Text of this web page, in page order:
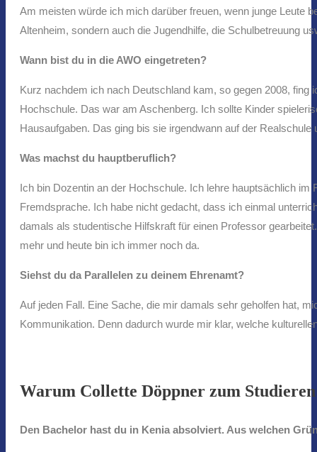
Am meisten würde ich mich darüber freuen, wenn junge Leute
Altenheim, sondern auch die Jugendhilfe, die Schulbetreuung
Wann bist du in die AWO eingetreten?
Kurz nachdem ich nach Deutschland kam, so gegen 2008,
Hochschule. Das war am Aschenberg. Ich sollte Kinder
Hausaufgaben. Das ging bis sie irgendwann auf der
Was machst du hauptberuflich?
Ich bin Dozentin an der Hochschule. Ich lehre hauptsächlich
Fremdsprache. Ich habe nicht gedacht, dass ich einmal
damals als studentische Hilfskraft für einen Professor
mehr und heute bin ich immer noch da.
Siehst du da Parallelen zu deinem Ehrenamt?
Auf jeden Fall. Eine Sache, die mir damals sehr geholfen hat,
Kommunikation. Denn dadurch wurde mir klar, welche
Warum Collette Döppner zum
Den Bachelor hast du in Kenia absolviert. Aus welchen